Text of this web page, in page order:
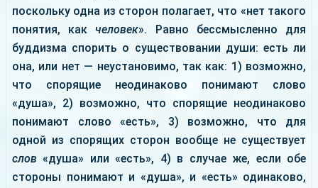
поскольку одна из сторон полагает, что «нет такого
понятия, как человек». Равно бессмысленно для
буддизма спорить о существовании души: есть ли
она, или нет — неустановимо, так как: 1) возможно,
что спорящие неодинаково понимают слово
«душа», 2) возможно, что спорящие неодинаково
понимают слово «есть», 3) возможно, что для
одной из спорящих сторон вообще не существует
слов «душа» или «есть», 4) в случае же, если обе
стороны понимают и «душа», и «есть» одинаково,